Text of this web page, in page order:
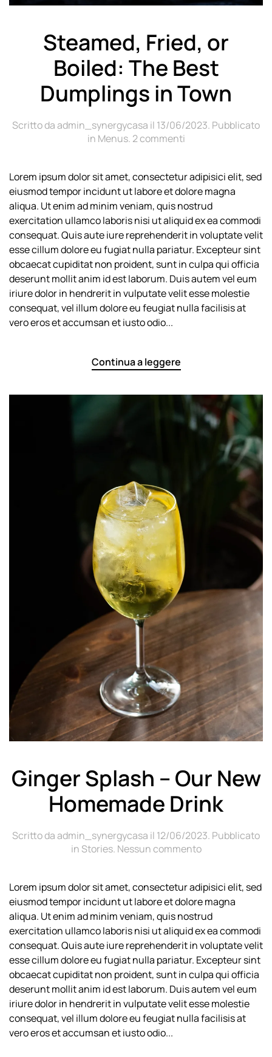
Steamed, Fried, or
Boiled: The Best
Dumplings in Town
Scritto daadmin_synergycasa il 13/06/2023. Pubblicato
in Menus. 2 commentisu
or
Boiled:
The
Best
Dumplings
in
Town
Lorem ipsum dolor sit amet, consectetur adipisici elit, sed
eiusmod tempor incidunt ut labore et dolore magna
aliqua. Ut enim ad minim veniam, quis nostrud
exercitation ullamco laboris nisi ut aliquid ex ea commodi
consequat. Quis aute iure reprehenderit in voluptate velit
esse cillum dolore eu fugiat nulla pariatur. Excepteur sint
obcaecat cupiditat non proident, sunt in culpa qui officia
deserunt mollit anim id est laborum. Duis autem vel eum
iriure dolor in hendrerit in vulputate velit esse molestie
consequat, vel illum dolore eu feugiat nulla facilisis at
vero eros et accumsan et iusto odio...
Continua a leggere
Ginger Splash – Our New
Homemade Drink
Scritto daadmin_synergycasa il 12/06/2023. Pubblicato
inStories. Nessun commentosu
–
Our
New
Homemade
Drink
Lorem ipsum dolor sit amet, consectetur adipisici elit, sed
eiusmod tempor incidunt ut labore et dolore magna
aliqua. Ut enim ad minim veniam, quis nostrud
exercitation ullamco laboris nisi ut aliquid ex ea commodi
consequat. Quis aute iure reprehenderit in voluptate velit
esse cillum dolore eu fugiat nulla pariatur. Excepteur sint
obcaecat cupiditat non proident, sunt in culpa qui officia
deserunt mollit anim id est laborum. Duis autem vel eum
iriure dolor in hendrerit in vulputate velit esse molestie
consequat, vel illum dolore eu feugiat nulla facilisis at
vero eros et accumsan et iusto odio...